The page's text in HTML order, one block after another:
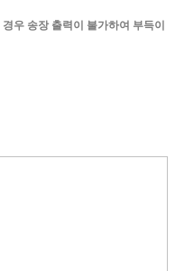
경우 송장 출력이 불가하여 부득이